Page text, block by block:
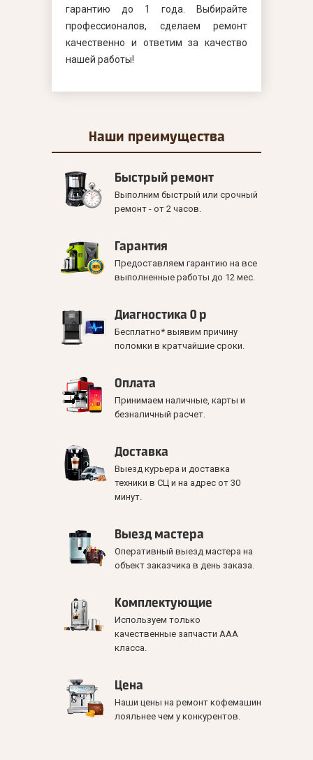
гарантию до 1 года. Выбирайте
профессионалов, сделаем ремонт
качественно и ответим за качество
нашей работы!
Наши преимущества
Быстрый ремонт
Выполним быстрый или срочный
ремонт - от 2 часов.
Гарантия
Предоставляем гарантию на все
выполненные работы до 12 мес.
Диагностика 0 р
Бесплатно* выявим причину
поломки в кратчайшие сроки.
Оплата
Принимаем наличные, карты и
безналичный расчет.
Доставка
Выезд курьера и доставка
техники в СЦ и на адрес от 30
минут.
Выезд мастера
Оперативный выезд мастера на
объект заказчика в день заказа.
Комплектующие
Используем только
качественные запчасти ААА
класса.
Цена
Наши цены на ремонт кофемашин
лояльнее чем у конкурентов.